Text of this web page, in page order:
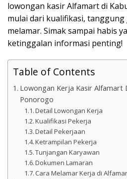
lowongan kasir Alfamart di
mulai dari kualifikasi, tanggung
melamar. Simak sampai habis
ketinggalan informasi penting!
Table of Contents
Lowongan Kerja Kasir Alfamart
Ponorogo
Detail Lowongan Kerja
Kualifikasi Pekerja
Detail Pekerjaan
Ketrampilan Pekerja
Tunjangan Karyawan
Dokumen Lamaran
Cara Melamar Kerja di